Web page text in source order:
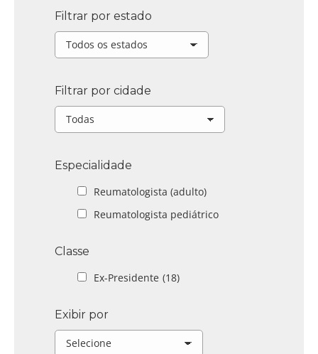
Filtrar por estado
Filtrar por cidade
Especialidade
Reumatologista (adulto)
Reumatologista pediátrico
Classe
Ex-Presidente (18)
Exibir por